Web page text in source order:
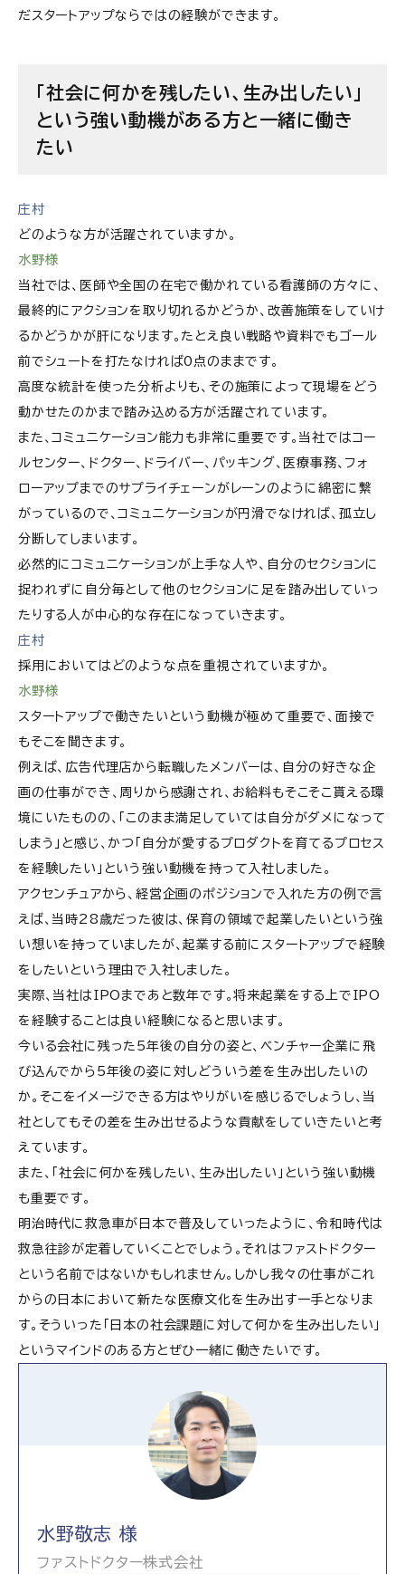
だスタートアップならではの経験ができます。
「社会に何かを残したい、生み出したい」
という強い動機がある方と一緒に働き
たい
庄村
どのような方が活躍されていますか。
水野様
当社では、医師や全国の在宅で働かれている看護師の方々に、
最終的にアクションを取り切れるかどうか、改善施策をしていけ
るかどうかが肝になります。たとえ良い戦略や資料でもゴール
前でシュートを打たなければ0点のままです。
高度な統計を使った分析よりも、その施策によって現場をどう
動かせたのかまで踏み込める方が活躍されています。
また、コミュニケーション能力も非常に重要です。当社ではコー
ルセンター、ドクター、ドライバー、パッキング、医療事務、フォ
ローアップまでのサプライチェーンがレーンのように綿密に繋
がっているので、コミュニケーションが円滑でなければ、孤立し
分断してしまいます。
必然的にコミュニケーションが上手な人や、自分のセクションに
捉われずに自分毎として他のセクションに足を踏み出していっ
たりする人が中心的な存在になっていきます。
庄村
採用においてはどのような点を重視されていますか。
水野様
スタートアップで働きたいという動機が極めて重要で、面接で
もそこを聞きます。
例えば、広告代理店から転職したメンバーは、自分の好きな企
画の仕事ができ、周りから感謝され、お給料もそこそこ貰える環
境にいたものの、「このまま満足していては自分がダメになって
しまう」と感じ、かつ「自分が愛するプロダクトを育てるプロセス
を経験したい」という強い動機を持って入社しました。
アクセンチュアから、経営企画のポジションで入れた方の例で言
えば、当時28歳だった彼は、保育の領域で起業したいという強
い想いを持っていましたが、起業する前にスタートアップで経験
をしたいという理由で入社しました。
実際、当社はIPOまであと数年です。将来起業をする上でIPO
を経験することは良い経験になると思います。
今いる会社に残った5年後の自分の姿と、ベンチャー企業に飛
び込んでから5年後の姿に対しどういう差を生み出したいの
か。そこをイメージできる方はやりがいを感じるでしょうし、当
社としてもその差を生み出せるような貢献をしていきたいと考
えています。
また、「社会に何かを残したい、生み出したい」という強い動機
も重要です。
明治時代に救急車が日本で普及していったように、令和時代は
救急往診が定着していくことでしょう。それはファストドクター
という名前ではないかもしれません。しかし我々の仕事がこれ
からの日本において新たな医療文化を生み出す一手となりま
す。そういった「日本の社会課題に対して何かを生み出したい」
というマインドのある方とぜひ一緒に働きたいです。
水野敬志 様
ファストドクター株式会社